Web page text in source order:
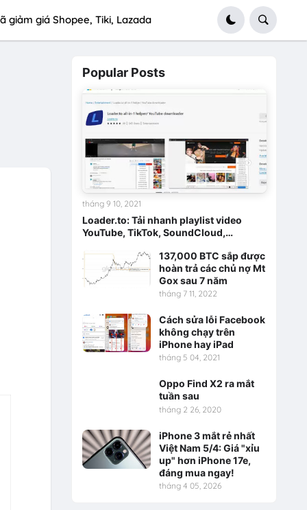
giảm giá Shopee, Tiki, Lazada
Popular Posts
Loader.to: Tải nhanh playlist video
YouTube, TikTok, SoundCloud,…
tháng 9 10, 2021
137,000 BTC sắp được
hoàn trả các chủ nợ Mt
Gox sau 7 năm
tháng 7 11, 2022
Cách sửa lỗi Facebook
không chạy trên
iPhone hay iPad
tháng 5 04, 2021
Oppo Find X2 ra mắt
tuần sau
tháng 2 26, 2020
iPhone 3 mắt rẻ nhất
Việt Nam 5/4: Giá "xỉu
up" hơn iPhone 17e,
đáng mua ngay!
tháng 4 05, 2026